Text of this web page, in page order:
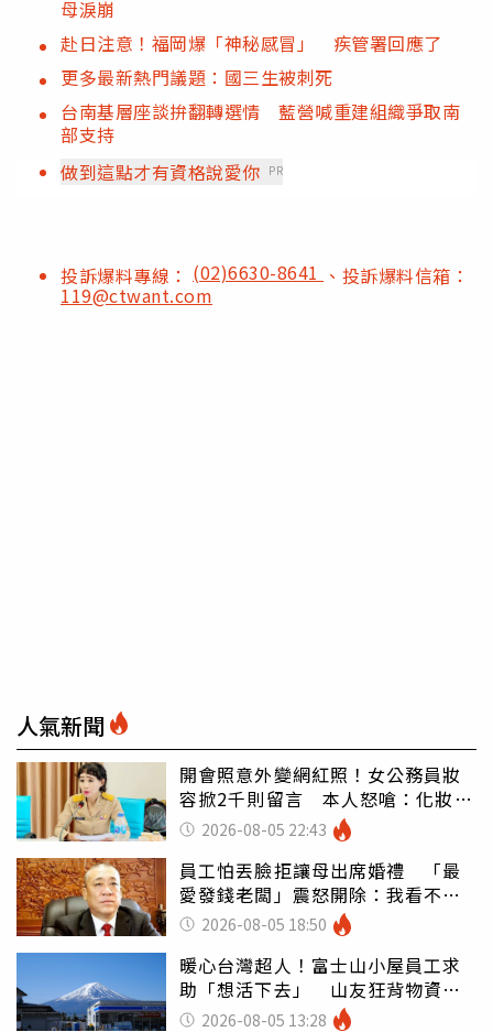
母淚崩
赴日注意！福岡爆「神秘感冒」 疾管署回應了
更多最新熱門議題：國三生被刺死
台南基層座談拚翻轉選情 藍營喊重建組織爭取南
部支持
做到這點才有資格說愛你 PR
投訴爆料專線： (02)6630-8641 、投訴爆料信箱：
119@ctwant.com
人氣新聞
開會照意外變網紅照！女公務員妝
容掀2千則留言 本人怒嗆：化妝有
錯嗎2026-08-05 22:43
員工怕丟臉拒讓母出席婚禮 「最
愛發錢老闆」震怒開除：我看不起
你 2026-08-05 18:50
暖心台灣超人！富士山小屋員工求
助「想活下去」 山友狂背物資上
山：台灣真的是寶島
2026-08-05 13:28